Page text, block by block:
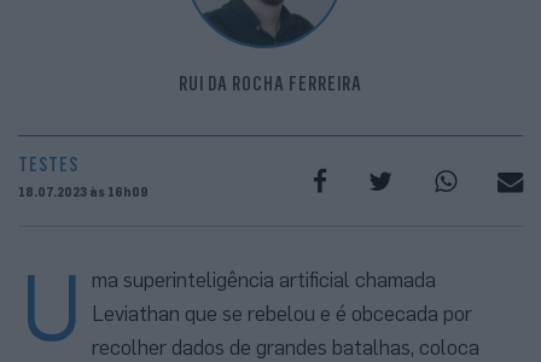
RUI DA ROCHA FERREIRA
TESTES
18.07.2023 às 16h09
U
ma superinteligência artificial chamada
Leviathan que se rebelou e é obcecada por
recolher dados de grandes batalhas, coloca